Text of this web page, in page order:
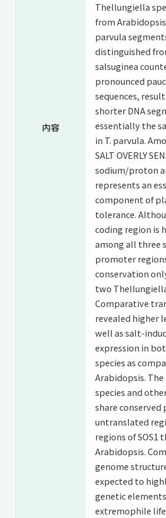
内容
Thellungiella
from
parvula
distinguished
salsuginea
pronounced
sequences,
shorter DNA
essentially the
in T. parvula.
SALT OVERLY
sodium/proton
represents an
component of
tolerance.
coding region is
among all three
promoter
conservation
two
Comparative
revealed higher
well as salt-
expression in
species as
Arabidopsis.
species and
share
untranslated
regions of SOS1
Arabidopsis.
genome
expected to
genetic
extremophile